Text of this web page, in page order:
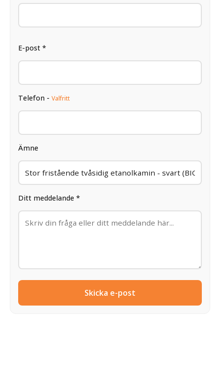
E-post *
Telefon - Valfritt
Ämne
Ditt meddelande *
Skicka e-post